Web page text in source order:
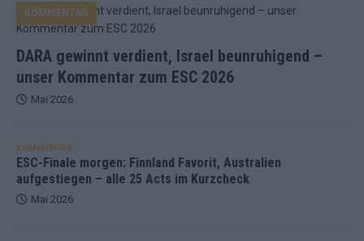
DARA gewinnt verdient, Israel beunruhigend –
unser Kommentar zum ESC 2026
KOMMENTAR
Mai 2026
KOMMENTAR
ESC-Finale morgen: Finnland Favorit, Australien
aufgestiegen – alle 25 Acts im Kurzcheck
Mai 2026